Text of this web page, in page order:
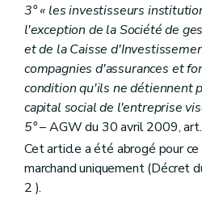
3° « les investisseurs
l'exception de la Société de
et de la Caisse
compagnies d'assurances et
condition qu'ils ne détiennent
capital social de l'entreprise
5°– AGW du 30 avril 2009, art.
Cet article a été abrogé pour
marchand uniquement (Décret
2 ).